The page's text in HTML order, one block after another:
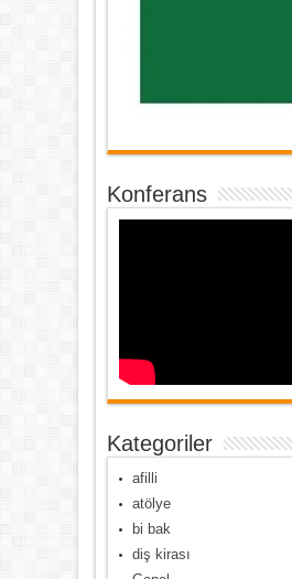
Konferans
Kategoriler
afilli
atölye
bi bak
diş kirası